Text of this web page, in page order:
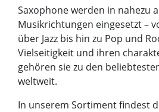
Saxophone werden in nahezu
Musikrichtungen eingesetzt –
über Jazz bis hin zu Pop und
Vielseitigkeit und ihren
gehören sie zu den
weltweit.
In unserem Sortiment findest